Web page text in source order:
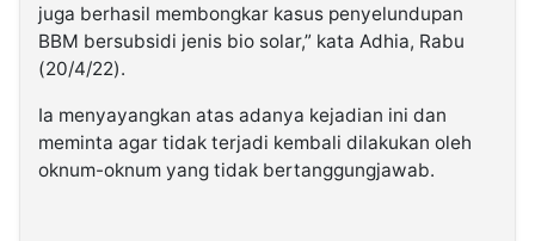
juga berhasil membongkar kasus penyelundupan
BBM bersubsidi jenis bio solar,” kata Adhia, Rabu
(20/4/22).
Ia menyayangkan atas adanya kejadian ini dan
meminta agar tidak terjadi kembali dilakukan oleh
oknum-oknum yang tidak bertanggungjawab.